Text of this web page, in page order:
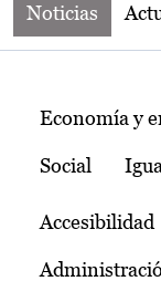
Noticias
Temas
Economía y
Social
Accesibilidad